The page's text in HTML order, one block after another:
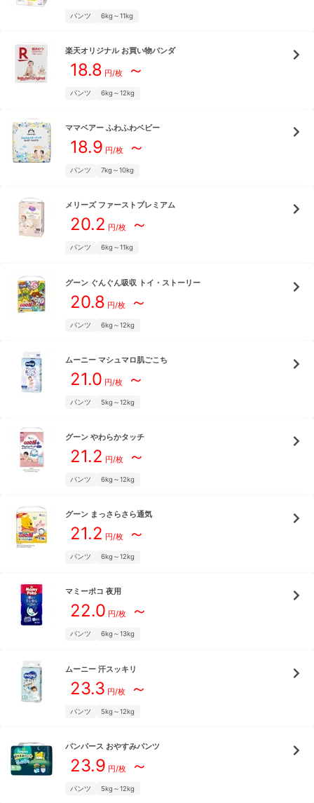
パンツ 6kg～11kg
楽天オリジナル お買い物パンダ
18.8 円/枚～
パンツ 6kg～12kg
ママベアー ふわふわベビー
18.9 円/枚～
パンツ 7kg～10kg
メリーズ ファーストプレミアム
20.2 円/枚～
パンツ 6kg～11kg
グーン ぐんぐん吸収 トイ・ストーリー
20.8 円/枚～
パンツ 6kg～12kg
ムーニー マシュマロ肌ごこち
21.0 円/枚～
パンツ 5kg～12kg
グーン やわらかタッチ
21.2 円/枚～
パンツ 6kg～12kg
グーン まっさらさら通気
21.2 円/枚～
パンツ 6kg～12kg
マミーポコ 夜用
22.0 円/枚～
パンツ 6kg～13kg
ムーニー 汗スッキリ
23.3 円/枚～
パンツ 5kg～12kg
パンパース おやすみパンツ
23.9 円/枚～
パンツ 5kg～12kg